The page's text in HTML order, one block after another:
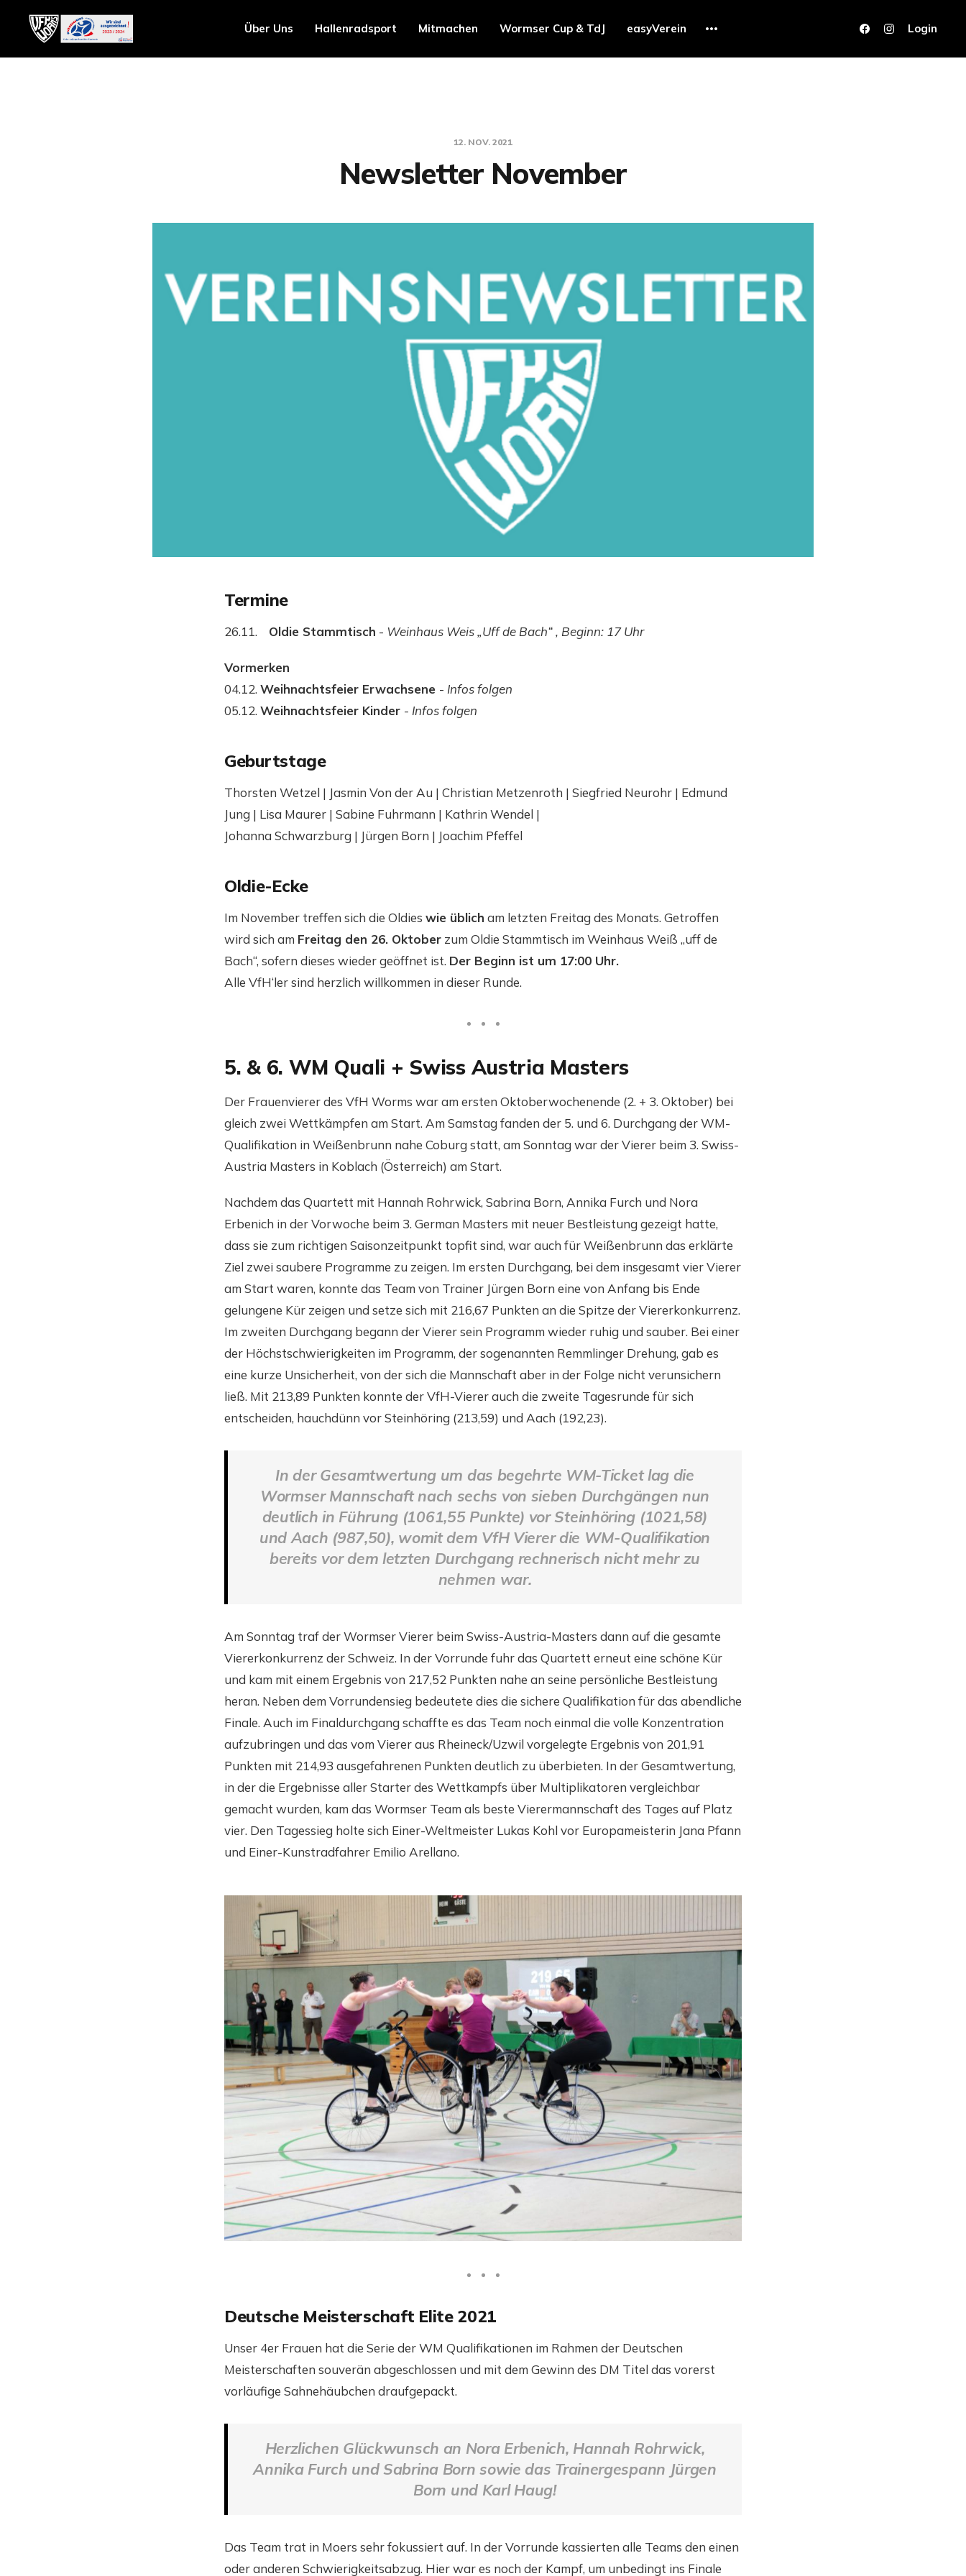
Über Uns Hallenradsport Mitmachen Wormser Cup & TdJ easyVerein Login
12. NOV. 2021
Newsletter November
Termine
26.11. Oldie Stammtisch - Weinhaus Weis „Uff de Bach“ , Beginn: 17 Uhr
Vormerken
04.12. Weihnachtsfeier Erwachsene - Infos folgen
05.12. Weihnachtsfeier Kinder - Infos folgen
Geburtstage
Thorsten Wetzel | Jasmin Von der Au | Christian Metzenroth | Siegfried Neurohr | Edmund
Jung | Lisa Maurer | Sabine Fuhrmann | Kathrin Wendel |
Johanna Schwarzburg | Jürgen Born | Joachim Pfeffel
Oldie-Ecke
Im November treffen sich die Oldies wie üblich am letzten Freitag des Monats. Getroffen
wird sich am Freitag den 26. Oktober zum Oldie Stammtisch im Weinhaus Weiß „uff de
Bach“, sofern dieses wieder geöffnet ist. Der Beginn ist um 17:00 Uhr.
Alle VfH‘ler sind herzlich willkommen in dieser Runde.
5. & 6. WM Quali + Swiss Austria Masters
Der Frauenvierer des VfH Worms war am ersten Oktoberwochenende (2. + 3. Oktober) bei
gleich zwei Wettkämpfen am Start. Am Samstag fanden der 5. und 6. Durchgang der WM-
Qualifikation in Weißenbrunn nahe Coburg statt, am Sonntag war der Vierer beim 3. Swiss-
Austria Masters in Koblach (Österreich) am Start.
Nachdem das Quartett mit Hannah Rohrwick, Sabrina Born, Annika Furch und Nora
Erbenich in der Vorwoche beim 3. German Masters mit neuer Bestleistung gezeigt hatte,
dass sie zum richtigen Saisonzeitpunkt topfit sind, war auch für Weißenbrunn das erklärte
Ziel zwei saubere Programme zu zeigen. Im ersten Durchgang, bei dem insgesamt vier Vierer
am Start waren, konnte das Team von Trainer Jürgen Born eine von Anfang bis Ende
gelungene Kür zeigen und setze sich mit 216,67 Punkten an die Spitze der Viererkonkurrenz.
Im zweiten Durchgang begann der Vierer sein Programm wieder ruhig und sauber. Bei einer
der Höchstschwierigkeiten im Programm, der sogenannten Remmlinger Drehung, gab es
eine kurze Unsicherheit, von der sich die Mannschaft aber in der Folge nicht verunsichern
ließ. Mit 213,89 Punkten konnte der VfH-Vierer auch die zweite Tagesrunde für sich
entscheiden, hauchdünn vor Steinhöring (213,59) und Aach (192,23).
In der Gesamtwertung um das begehrte WM-Ticketlag die
Wormser Mannschaft nach sechs von sieben Durchgängen nun
deutlich in Führung (1061,55 Punkte) vor Steinhöring (1021,58)
und Aach (987,50), womit dem VfH Vierer die WM-Qualifikation
bereits vor dem letzten Durchgang rechnerisch nicht mehr zu
nehmen war.
Am Sonntag traf der Wormser Vierer beim Swiss-Austria-Masters dann auf die gesamte
Viererkonkurrenz der Schweiz. In der Vorrunde fuhr das Quartett erneut eine schöne Kür
und kam mit einem Ergebnis von 217,52 Punkten nahe an seine persönliche Bestleistung
heran. Neben dem Vorrundensieg bedeutete dies die sichere Qualifikation für das abendliche
Finale. Auch im Finaldurchgang schaffte es das Team noch einmal die volle Konzentration
aufzubringen und das vom Vierer aus Rheineck/Uzwil vorgelegte Ergebnis von 201,91
Punkten mit 214,93 ausgefahrenen Punkten deutlich zu überbieten. In der Gesamtwertung,
in der die Ergebnisse aller Starter des Wettkampfs über Multiplikatoren vergleichbar
gemacht wurden, kam das Wormser Team als beste Vierermannschaft des Tages auf Platz
vier. Den Tagessieg holte sich Einer-Weltmeister Lukas Kohl vor Europameisterin Jana Pfann
und Einer-Kunstradfahrer Emilio Arellano.
Deutsche Meisterschaft Elite 2021
Unser 4er Frauen hat die Serie der WM Qualifikationen im Rahmen der Deutschen
Meisterschaften souverän abgeschlossen und mit dem Gewinn des DM Titel das vorerst
vorläufige Sahnehäubchen draufgepackt.
Herzlichen Glückwunsch an Nora Erbenich, Hannah Rohrwick,
Annika Furch und Sabrina Born sowie das Trainergespann Jürgen
Born und Karl Haug!
Das Team trat in Moers sehr fokussiert auf. In der Vorrunde kassierten alle Teams den einen
oder anderen Schwierigkeitsabzug. Hier war es noch der Kampf, um unbedingt ins Finale